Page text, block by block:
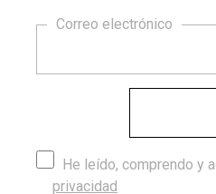
CORDONES VESTIR FINO
Correo electrónico
He leído, comprendo y
privacidad